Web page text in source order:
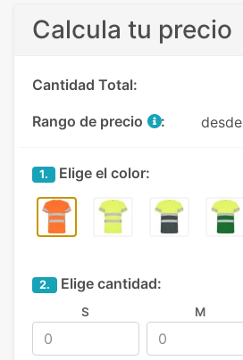
Calcula tu precio
Cantidad Total:
Rango de precio
: desde
1. Elige el color:
2. Elige cantidad:
S M